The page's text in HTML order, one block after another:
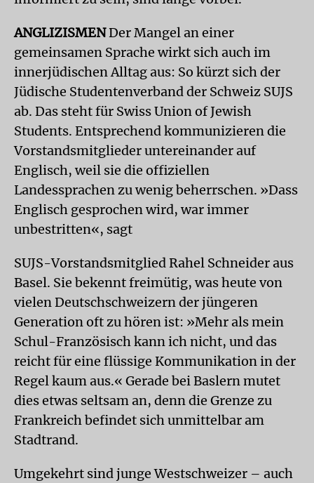
ANGLIZISMENDer Mangel an einer
gemeinsamen Sprache wirkt sich auch im
innerjüdischen Alltag aus: So kürzt sich der
Jüdische Studentenverband der Schweiz SUJS
ab. Das steht für Swiss Union of Jewish
Students. Entsprechend kommunizieren die
Vorstandsmitglieder untereinander auf
Englisch, weil sie die offiziellen
Landessprachen zu wenig beherrschen. »Dass
Englisch gesprochen wird, war immer
unbestritten«, sagt
SUJS-Vorstandsmitglied Rahel Schneider aus
Basel. Sie bekennt freimütig, was heute von
vielen Deutschschweizern der jüngeren
Generation oft zu hören ist: »Mehr als mein
Schul-Französisch kann ich nicht, und das
reicht für eine flüssige Kommunikation in der
Regel kaum aus.« Gerade bei Baslern mutet
dies etwas seltsam an, denn die Grenze zu
Frankreich befindet sich unmittelbar am
Stadtrand.
Umgekehrt sind junge Westschweizer – auch